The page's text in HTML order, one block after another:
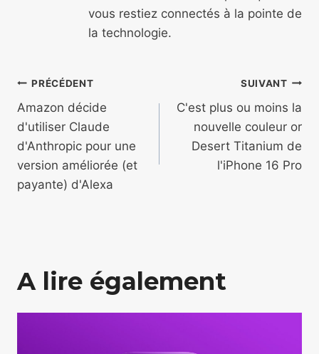
vous restiez connectés à la pointe de
la technologie.
Navigation
de
l’article
PRÉCÉDENT
Amazon décide
d'utiliser Claude
d'Anthropic pour une
version améliorée (et
payante) d'Alexa
SUIVANT
C'est plus ou moins la
nouvelle couleur or
Desert Titanium de
l'iPhone 16 Pro
A lire également